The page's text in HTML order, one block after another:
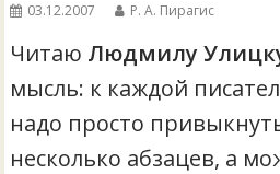
03.12.2007 Р. А. Пирагис
Читаю Людмилу
мысль: к каждой
надо просто
несколько абзацев, а